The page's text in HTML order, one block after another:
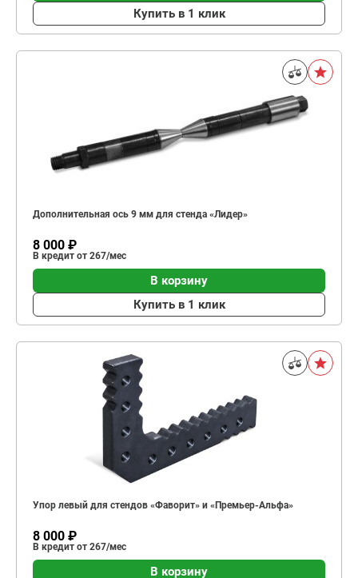
Купить в 1 клик
Дополнительная ось 9 мм для стенда «Лидер»
8 000 ₽
В кредит от 267/мес
В корзину
Купить в 1 клик
Упор левый для стендов «Фаворит» и «Премьер-Альфа»
8 000 ₽
В кредит от 267/мес
В корзину